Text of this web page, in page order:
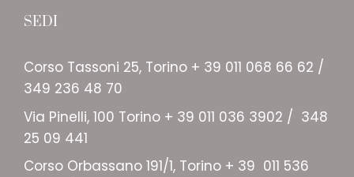
SEDI
Corso Tassoni 25, Torino + 39 011 068 66 62 /
349 236 48 70
Via Pinelli, 100 Torino + 39 011 036 3902 / 348
25 09 441
Corso Orbassano 191/1, Torino + 39 011 536